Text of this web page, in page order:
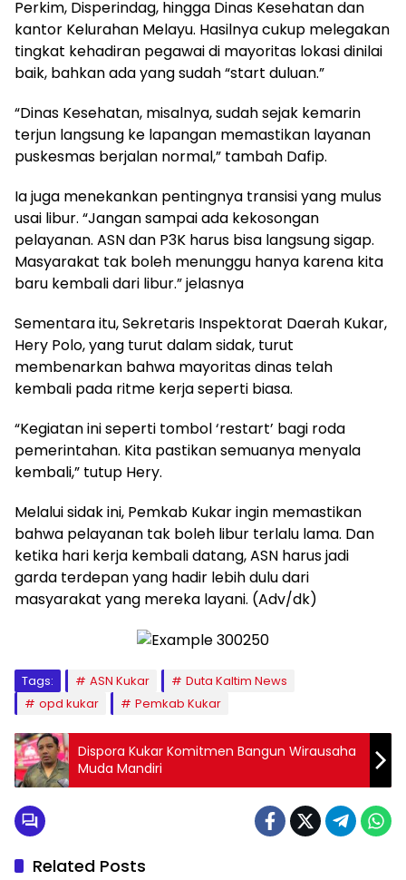
Perkim, Disperindag, hingga Dinas Kesehatan dan
kantor Kelurahan Melayu. Hasilnya cukup melegakan
tingkat kehadiran pegawai di mayoritas lokasi dinilai
baik, bahkan ada yang sudah “start duluan.”
“Dinas Kesehatan, misalnya, sudah sejak kemarin
terjun langsung ke lapangan memastikan layanan
puskesmas berjalan normal,” tambah Dafip.
Ia juga menekankan pentingnya transisi yang mulus
usai libur. “Jangan sampai ada kekosongan
pelayanan. ASN dan P3K harus bisa langsung sigap.
Masyarakat tak boleh menunggu hanya karena kita
baru kembali dari libur.” jelasnya
Sementara itu, Sekretaris Inspektorat Daerah Kukar,
Hery Polo, yang turut dalam sidak, turut
membenarkan bahwa mayoritas dinas telah
kembali pada ritme kerja seperti biasa.
“Kegiatan ini seperti tombol ‘restart’ bagi roda
pemerintahan. Kita pastikan semuanya menyala
kembali,” tutup Hery.
Melalui sidak ini, Pemkab Kukar ingin memastikan
bahwa pelayanan tak boleh libur terlalu lama. Dan
ketika hari kerja kembali datang, ASN harus jadi
garda terdepan yang hadir lebih dulu dari
masyarakat yang mereka layani. (Adv/dk)
Tags: ASN Kukar
Duta Kaltim News
opd kukar
Pemkab Kukar
Dispora Kukar Komitmen Bangun Wirausaha
Muda Mandiri
Related Posts